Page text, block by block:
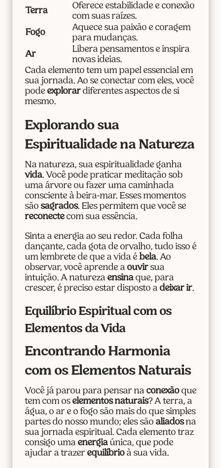
Terra
Oferece estabilidade e conexão
com suas raízes.
Fogo
Aquece sua paixão e coragem
para mudanças.
Ar
Libera pensamentos e inspira
novas ideias.
Cada elemento tem um papel essencial em
sua jornada. Ao se conectar com eles, você
pode explorardiferentes aspectos de si
mesmo.
Explorando sua
Espiritualidade na Natureza
Na natureza, sua espiritualidade ganha
vida. Você pode praticar meditação sob
uma árvore ou fazer uma caminhada
consciente à beira-mar. Esses momentos
são sagrados. Eles permitem que você se
reconectecom sua essência.
Sinta a energia ao seu redor. Cada folha
dançante, cada gota de orvalho, tudo isso é
um lembrete de que a vida é bela. Ao
observar, você aprende a ouvirsua
intuição. A natureza ensinaque, para
crescer, é preciso estar disposto a deixar ir.
Equilíbrio Espiritual com os
Elementos da Vida
Encontrando Harmonia
com os Elementos Naturais
Você já parou para pensar na conexãoque
tem com os elementos naturais? A terra, a
água, o ar e o fogo são mais do que simples
partes do nosso mundo; eles são aliadosna
sua jornada espiritual. Cada elemento traz
consigo uma energiaúnica, que pode
ajudar a trazer equilíbrioà sua vida.